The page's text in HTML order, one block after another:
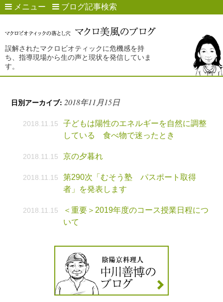
メニュー ブログ記事検索
誤解されたマクロビオティックに危機感を持
ち、指導現場から生の声と現状を発信していま
す。
日別アーカイブ:2018年11月15日
2018.11.15
子どもは陽性のエネルギーを自然に調整
している 食べ物で迷ったとき
2018.11.15 京の夕暮れ
2018.11.15
第290次「むそう塾 パスポート取得
者」を発表します
2018.11.15
＜重要＞2019年度のコース授業日程につ
いて